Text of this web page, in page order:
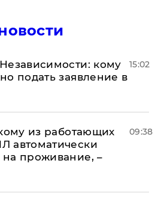
кому
подать заявление в
15:02
из работающих
автоматически
проживание, –
09:38